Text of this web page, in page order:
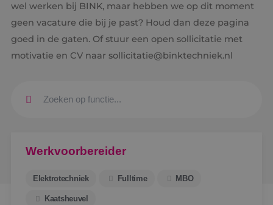
wel werken bij BINK, maar hebben we op dit moment
geen vacature die bij je past? Houd dan deze pagina
goed in de gaten. Of stuur een open sollicitatie met
motivatie en CV naar sollicitatie@binktechniek.nl
Werkvoorbereider
Elektrotechniek Fulltime MBO
Kaatsheuvel